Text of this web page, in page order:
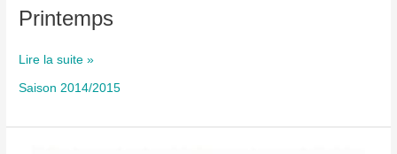
Printemps
Printemps
Lire la suite »
Saison 2014/2015